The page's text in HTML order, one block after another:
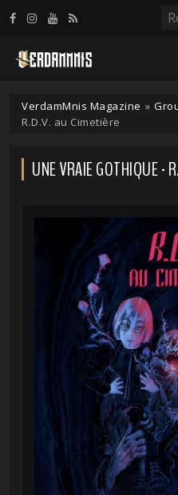
VerdamMnis Magazine »
R.D.V. au Cimetière
UNE VRAIE GOTHIQUE -
Panneau de gestion des cookies